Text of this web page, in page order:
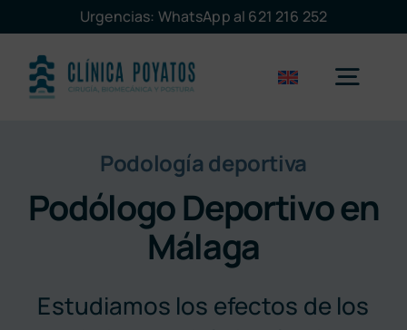
al
contenido
Urgencias: WhatsApp al 621 216 252
Málaga
Marbella
Podología deportiva
Podólogo Deportivo en
Málaga
Estudiamos los efectos de los